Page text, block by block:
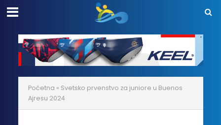
Početna » Svetsko prvenstvo za juniore u Buenos
Ajresu 2024